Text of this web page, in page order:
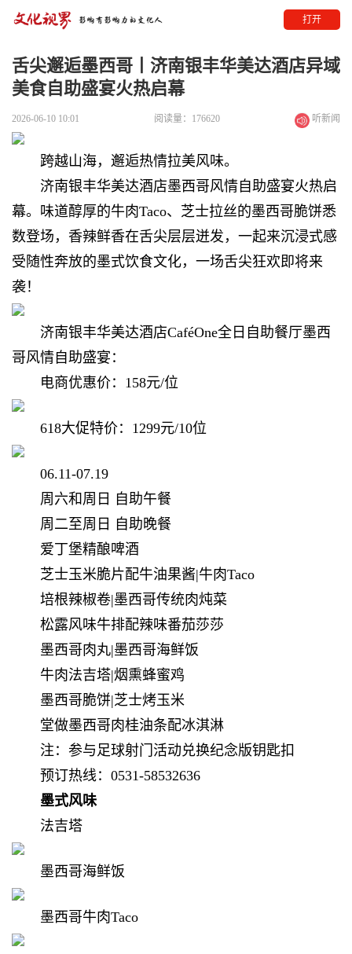
打开
舌尖邂逅墨西哥丨济南银丰华美达酒店异域
美食自助盛宴火热启幕
2026-06-10 10:01 阅读量：176620 听新闻
跨越山海， 邂逅热情拉美风味。
济南银丰华美达酒店墨西哥风情自助盛宴火热启
幕。 味道醇厚的牛肉Taco、 芝士拉丝的墨西哥脆饼悉
数登场， 香辣鲜香在舌尖层层迸发， 一起来沉浸式感
受随性奔放的墨式饮食文化， 一场舌尖狂欢即将来
袭！
济南银丰华美达酒店CaféOne全日自助餐厅墨西
哥风情自助盛宴：
电商优惠价： 158元/位
618大促特价： 1299元/10位
06.11-07.19
周六和周日 自助午餐
周二至周日 自助晚餐
爱丁堡精酿啤酒
芝士玉米脆片配牛油果酱|牛肉Taco
培根辣椒卷|墨西哥传统肉炖菜
松露风味牛排配辣味番茄莎莎
墨西哥肉丸|墨西哥海鲜饭
牛肉法吉塔|烟熏蜂蜜鸡
墨西哥脆饼|芝士烤玉米
堂做墨西哥肉桂油条配冰淇淋
注：参与足球射门活动兑换纪念版钥匙扣
预订热线：0531-58532636
墨式风味
法吉塔
墨西哥海鲜饭
墨西哥牛肉Taco